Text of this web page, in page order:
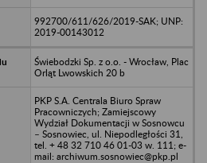
992700/611/626/2019-SAK; UNP:
2019-00143012
Świebodzki Sp. z o.o. - Wrocław, Plac
Orląt Lwowskich 20 b
PKP S.A. Centrala Biuro Spraw
Pracowniczych; Zamiejscowy
Wydział Dokumentacji w Sosnowcu
– Sosnowiec, ul. Niepodległości 31,
tel. + 48 32 710 46 01-03 w. 111; e-
mail: archiwum.sosnowiec@pkp.pl